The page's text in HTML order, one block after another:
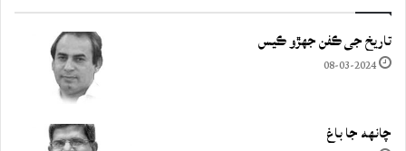
تاريخ جي ڪفن جھڙو ڪيس
08-03-2024
چانهه جا باغ